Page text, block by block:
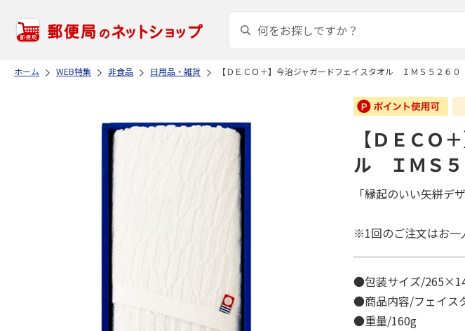
ホーム WEB特集 非食品 日用品・雑貨 【ＤＥＣＯ＋】今治ジャガードフェイスタオル ＩＭＳ５２６０
【ＤＥＣＯ
ル ＩＭＳ５
「縁起のいい矢絣デ
※1回のご注文はお一
●包装サイズ/
●商品内容/フェイ
●重量/160g